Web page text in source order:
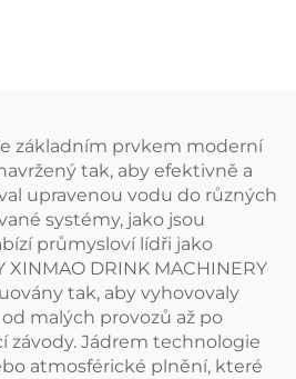
základním prvkem moderní
tak, aby efektivně a
upravenou vodu do různých
systémy, jako jsou
průmysloví lídři jako
XINMAO DRINK MACHINERY
tak, aby vyhovovaly
malých provozů až po
závody. Jádrem technologie
atmosférické plnění, které